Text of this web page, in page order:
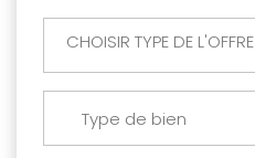
CHOISIR TYPE DE L'OFFRE
Type de bien